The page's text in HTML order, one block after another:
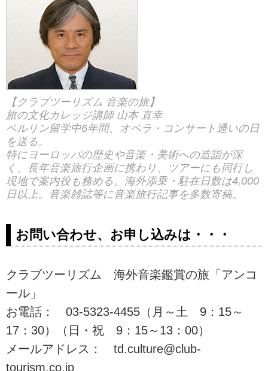
ルク音楽祭&ルツェルン音楽祭８
日間の紹介をしています。ツア
ー・旅行のお申込ならクラブツー
リズム。
【クラブツーリズム 音楽の旅】
旅の文化カレッジ講師 山本 直幸
ベルリン留学中6年間、オペラ・コンサート通いの日
を送る。
特にヨーロッパの歴史や音楽・美術への造詣が深
く、長年音楽旅行企画に携わり、ツアーにも同行し
現地で案内役も務める。海外添乗・駐在日数は4,000
日以上。音楽雑誌等に音楽旅行記事を多数寄稿。
お問い合わせ、お申し込みは・・・
クラブツーリズム 海外音楽鑑賞の旅「アンコ
ール」
お電話： 03-5323-4455（月～土 9：15～
17：30）（日・祝 9：15～13：00）
メールアドレス： td.culture@club-
tourism.co.jp